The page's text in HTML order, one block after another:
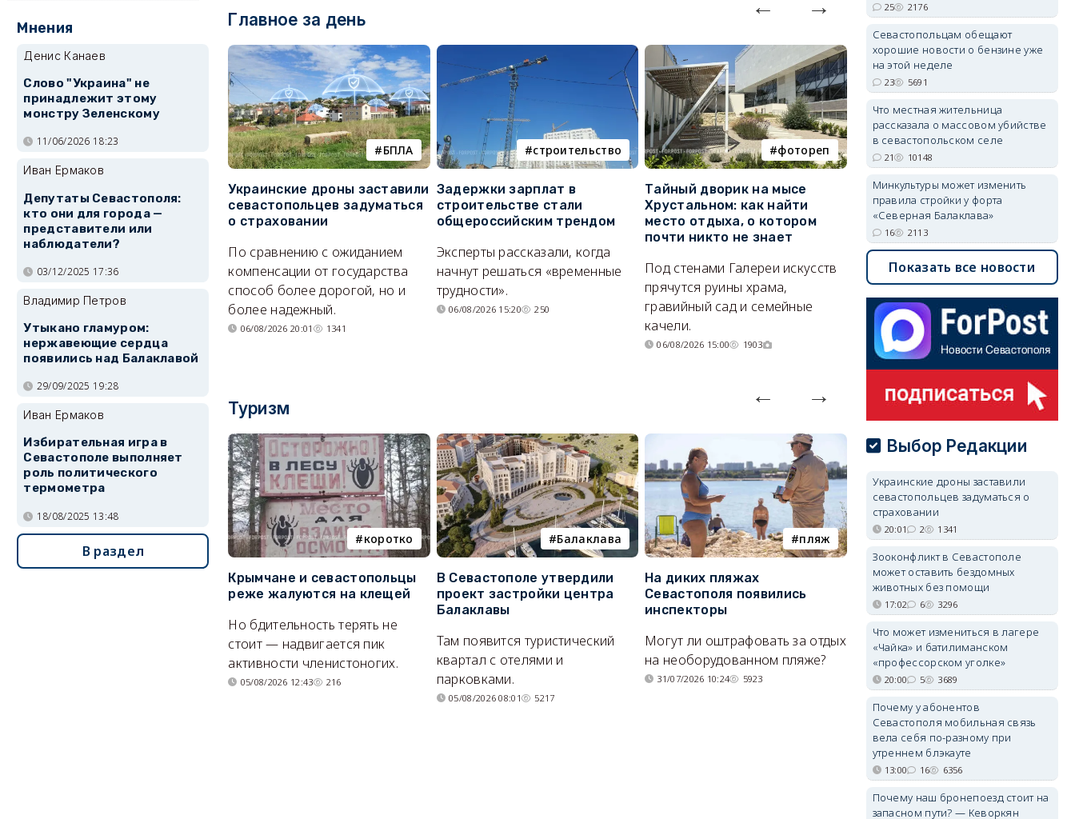
Главное за день
БПЛА
Украинские дроны заставили
севастопольцев задуматься
о страховании
По сравнению с ожиданием
компенсации от государства
способ более дорогой, но и
более надежный.
06/08/2026 20:01 1341
строительство
Задержки зарплат в
строительстве стали
общероссийским трендом
Эксперты рассказали, когда
начнут решаться «временные
трудности».
06/08/2026 15:20 250
фотореп
Тайный дворик на мысе
Хрустальном: как найти
место отдыха, о котором
почти никто не знает
Под стенами Галереи искусств
прячутся руины храма,
гравийный сад и семейные
качели.
06/08/2026 15:00 1903
Где в Севастополе можно
заработать 100 тысяч в
месяц
А где — несоизмеримо меньше.
06/08/2026 10:02 3559
Туризм
коротко
Крымчане и севастопольцы
реже жалуются на клещей
Но бдительность терять не
стоит — надвигается пик
активности членистоногих.
05/08/2026 12:43 216
Балаклава
В Севастополе утвердили
проект застройки центра
Балаклавы
Там появится туристический
квартал с отелями и
парковками.
05/08/2026 08:01 5217
пляж
На диких пляжах
Севастополя появились
инспекторы
Могут ли оштрафовать за отдых
на необорудованном пляже?
31/07/2026 10:24 5923
туризм
Двух москвичей на
сапбордах унесло от берега
Крыма на километр в море
Спасатели благополучно
вернули туристов обратно на
сушу.
Мнения
Денис Канаев
Слово "Украина" не
принадлежит этому
монстру Зеленскому
11/06/2026 18:23
Иван Ермаков
Депутаты Севастополя:
кто они для города —
представители или
наблюдатели?
03/12/2025 17:36
Владимир Петров
Утыкано гламуром:
нержавеющие сердца
появились над Балаклавой
29/09/2025 19:28
Иван Ермаков
Избирательная игра в
Севастополе выполняет
роль политического
термометра
18/08/2025 13:48
В раздел
25 2176
Севастопольцам обещают
хорошие новости о бензине уже
на этой неделе
23 5691
Что местная жительница
рассказала о массовом убийстве
в севастопольском селе
21 10148
Минкультуры может изменить
правила стройки у форта
«Северная Балаклава»
16 2113
Показать все новости
Выбор Редакции
Украинские дроны заставили
севастопольцев задуматься о
страховании
20:01 2 1341
Зооконфликт в Севастополе
может оставить бездомных
животных без помощи
17:02 6 3296
Что может измениться в лагере
«Чайка» и батилиманском
«профессорском уголке»
20:00 5 3689
Почему у абонентов
Севастополя мобильная связь
вела себя по-разному при
утреннем блэкауте
13:00 16 6356
Почему наш бронепоезд стоит на
запасном пути? — Кеворкян